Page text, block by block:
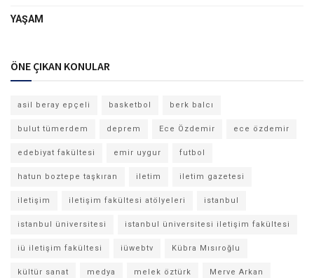
YAŞAM
ÖNE ÇIKAN KONULAR
asil beray epçeli basketbol berk balcı
bulut tümerdem deprem Ece Özdemir ece özdemir
edebiyat fakültesi emir uygur futbol
hatun boztepe taşkıran iletim iletim gazetesi
iletişim iletişim fakültesi atölyeleri istanbul
istanbul üniversitesi istanbul üniversitesi iletişim fakültesi
iü iletişim fakültesi iüwebtv Kübra Mısıroğlu
kültür sanat medya melek öztürk Merve Arkan